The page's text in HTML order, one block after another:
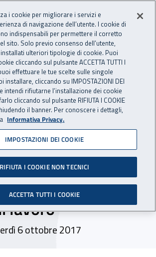
Istituto Nazionale
Apri cerca
principale
Ti trovi in:
Eventi
- “Formazione di
in materia di
e salute nei
lavoro”
6 ottobre 2017
i cookie per migliorare i servizi e
di navigazione dell’utente. I cookie di
indispensabili per permettere il corretto
sito. Solo previo consenso dell’utente,
ulteriori tipologie di cookie. Puoi
cliccando sul pulsante ACCETTA TUTTI I
effettuare le tue scelte sulle singole
installare, cliccando su IMPOSTAZIONI DEI
intendi rifiutarne l’installazione dei cookie
cliccando sul pulsante RIFIUTA I COOKIE
il banner. Per conoscere i dettagli,
Informativa Privacy.
IMPOSTAZIONI DEI COOKIE
RIFIUTA I COOKIE NON TECNICI
ACCETTA TUTTI I COOKIE